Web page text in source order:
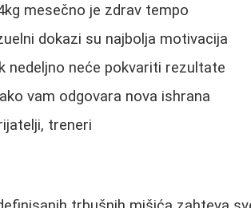
mesečno je zdrav tempo
dokazi su najbolja motivacija
nedeljno neće pokvariti rezultate
vam odgovara nova ishrana
treneri